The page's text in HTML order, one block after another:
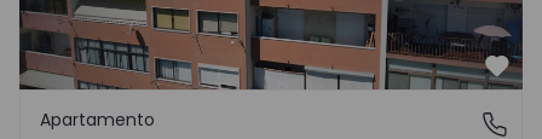
Covilhã e Canhoso, Castelo Branco
Apartamento